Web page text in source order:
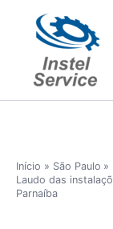
conteúdo
Início
São Paulo
Laudo das
Parnaíba